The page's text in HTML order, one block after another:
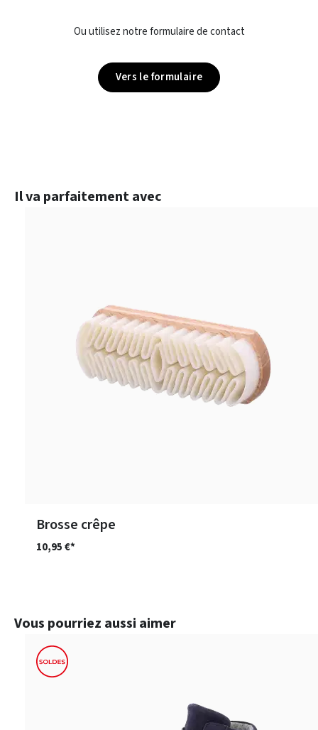
Ou utilisez notre formulaire de contact
Vers le formulaire
Ignorer la galerie de produits
Il va parfaitement avec
Brosse crêpe
10,95 €*
Ignorer la galerie de produits
Vous pourriez aussi aimer